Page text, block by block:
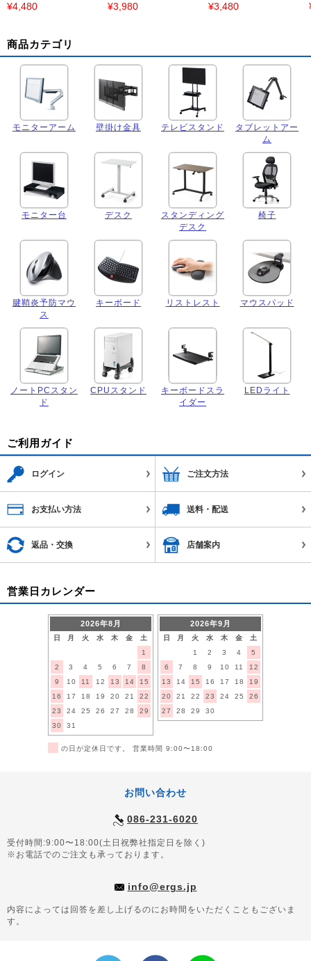
¥4,480 ¥3,980 ¥3,480
商品カテゴリ
モニターアーム 壁掛け金具 テレビスタンド
タブレットアー
ム
モニター台 デスク
スタンディング
デスク
椅子
腱鞘炎予防マウ
ス
キーボード リストレスト マウスパッド
ノートPCスタン
ド
CPUスタンド
キーボードスラ
イダー
LEDライト
ご利用ガイド
ログイン ご注文方法
お支払い方法 送料・配送
返品・交換 店舗案内
営業日カレンダー
2026年8月
日 月 火 水 木 金
土
1
2
3 4 5 6 7
8
9
10 11 12 13 14
15
16
17 18 19 20 21
22
23
24 25 26 27 28
29
30
31
2026年9月
日 月 火 水 木 金
土
1
2 3 4
5
6
7 8 9 10 11
12
13
14 15 16 17 18
19
20
21 22 23 24 25
26
27
28 29 30
の日が定休日です。 営業時間 9:00〜18:00
お問い合わせ
086-231-6020
受付時間:9:00〜18:00(土日祝弊社指定日を除く)
※お電話でのご注文も承っております。
info@ergs.jp
内容によっては回答を差し上げるのにお時間をいただくこともございま
す。